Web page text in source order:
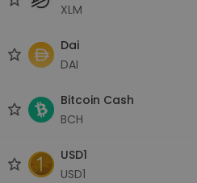
XLM
Dai
DAI
Bitcoin Cash
BCH
USD1
USD1